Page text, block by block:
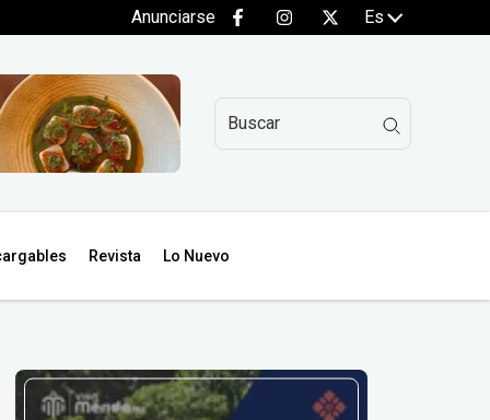
Anunciarse Es
Revista Lo Nuevo